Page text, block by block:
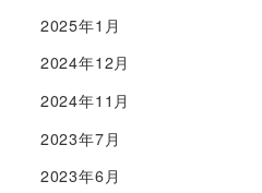
2025年1月
2024年12月
2024年11月
2023年7月
2023年6月